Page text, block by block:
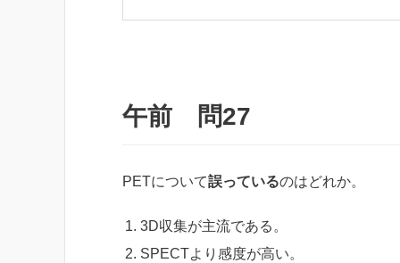
午前 問27
PETについて誤っているのはどれか。
3D収集が主流である。
SPECTより感度が高い。